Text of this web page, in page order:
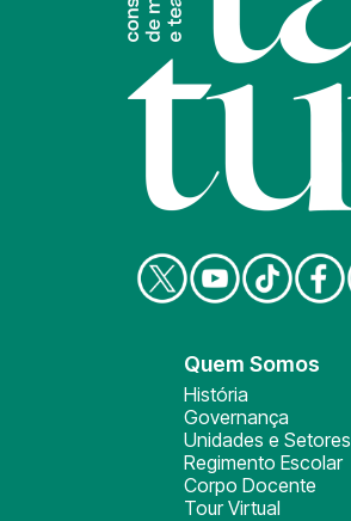
Quem Somos
História
Governança
Unidades e Setores
Regimento Escolar
Corpo Docente
Tour Virtual